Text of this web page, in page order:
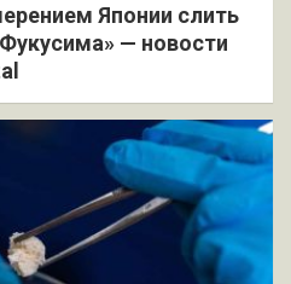
Японии слить
— новости